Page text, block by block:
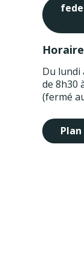
Du lundi
de 8h30
(fermé